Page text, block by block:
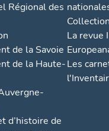
Régional des
de la Savoie
de la Haute-
d’histoire de
La revue
Les